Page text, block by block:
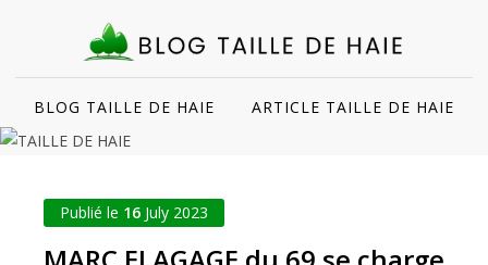
BLOG TAILLE DE HAIE ARTICLE TAILLE DE HAIE
Publié le 16 July 2023